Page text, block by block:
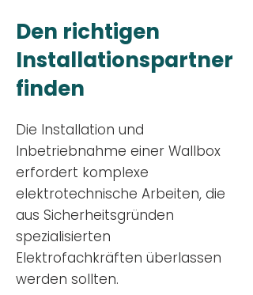
Den richtigen
Installationspartner
finden
Die Installation und
Inbetriebnahme einer Wallbox
erfordert komplexe
elektrotechnische Arbeiten, die
aus Sicherheitsgründen
spezialisierten
Elektrofachkräften überlassen
werden sollten.